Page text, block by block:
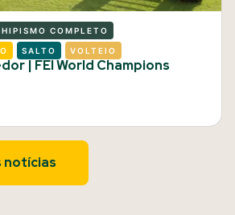
HIPISMO COMPLETO
SALTO VOLTEIO
| FEI World Champions
notícias